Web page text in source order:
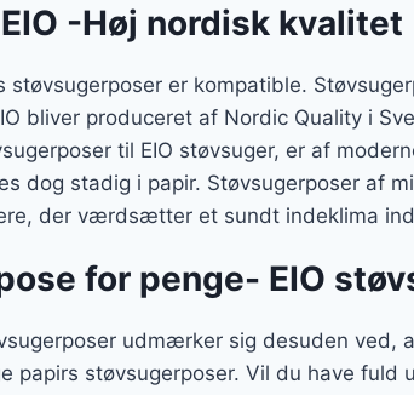
-Høj nordisk kvalitet
støvsugerposer er kompatible.
bliver produceret af Nordic Quality i
til EIO støvsuger, er af
dog stadig i papir. Støvsugerposer af
der værdsætter et sundt indeklima
for penge- EIO
udmærker sig desuden ved,
papirs støvsugerposer. Vil du have fuld